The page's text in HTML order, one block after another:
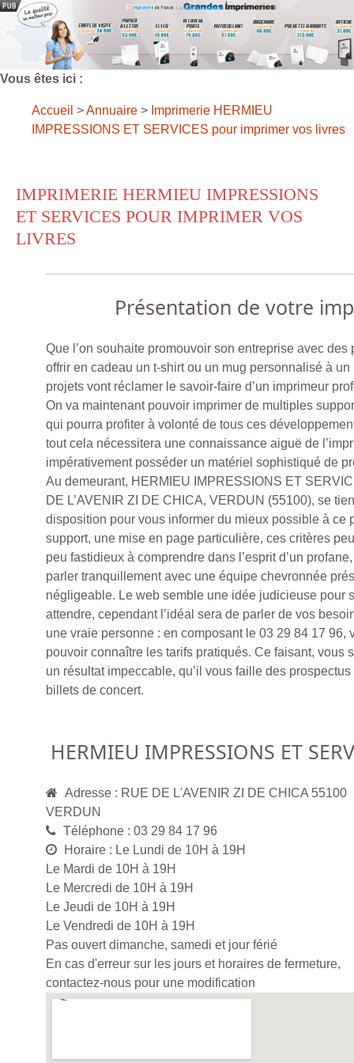
Vous êtes ici :
Accueil >Annuaire > Imprimerie HERMIEU
IMPRESSIONS ET SERVICES pour imprimer vos livres
IMPRIMERIE HERMIEU IMPRESSIONS
ET SERVICES POUR IMPRIMER VOS
LIVRES
Présentation de votre
Que l’on souhaite promouvoir son entreprise avec des
offrir en cadeau un t-shirt ou un mug personnalisé à
projets vont réclamer le savoir-faire d’un imprimeur
On va maintenant pouvoir imprimer de multiples
qui pourra profiter à volonté de tous ces
tout cela nécessitera une connaissance aiguë de
impérativement posséder un matériel sophistiqué de
Au demeurant, HERMIEU IMPRESSIONS ET
DE L’AVENIR ZI DE CHICA, VERDUN (55100), se
disposition pour vous informer du mieux possible à ce
support, une mise en page particulière, ces critères
peu fastidieux à comprendre dans l’esprit d’un
parler tranquillement avec une équipe chevronnée
négligeable. Le web semble une idée judicieuse pour
attendre, cependant l’idéal sera de parler de vos
une vraie personne : en composant le 03 29 84 17 96,
pouvoir connaître les tarifs pratiqués. Ce faisant, vous
un résultat impeccable, qu’il vous faille des
billets de concert.
HERMIEU IMPRESSIONS ET
Adresse : RUE DE L'AVENIR ZI DE CHICA 55100
VERDUN
Téléphone : 03 29 84 17 96
Horaire : Le Lundi de 10H à 19H
Le Mardi de 10H à 19H
Le Mercredi de 10H à 19H
Le Jeudi de 10H à 19H
Le Vendredi de 10H à 19H
Pas ouvert dimanche, samedi et jour férié
En cas d'erreur sur les jours et horaires de fermeture,
contactez-nous pour une modification